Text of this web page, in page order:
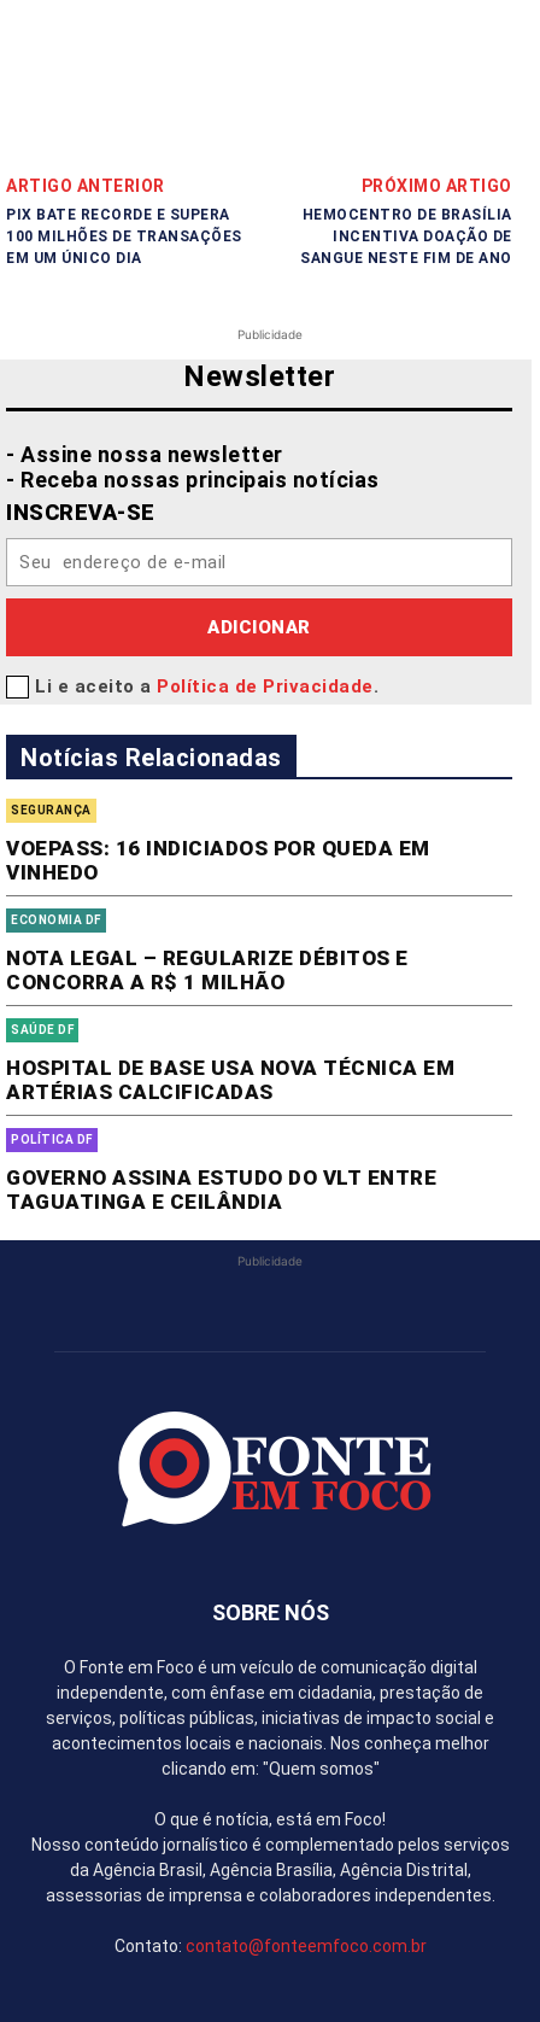
ARTIGO ANTERIOR
PIX BATE RECORDE E SUPERA
100 MILHÕES DE TRANSAÇÕES
EM UM ÚNICO DIA
PRÓXIMO ARTIGO
HEMOCENTRO DE BRASÍLIA
INCENTIVA DOAÇÃO DE
SANGUE NESTE FIM DE ANO
Publicidade
Newsletter
- Assine nossa newsletter
- Receba nossas principais notícias
INSCREVA-SE
ADICIONAR
Li e aceito a Política de Privacidade.
Notícias Relacionadas
SEGURANÇA
VOEPASS: 16 INDICIADOS POR QUEDA EM
VINHEDO
ECONOMIA DF
NOTA LEGAL – REGULARIZE DÉBITOS E
CONCORRA A R$ 1 MILHÃO
SAÚDE DF
HOSPITAL DE BASE USA NOVA TÉCNICA EM
ARTÉRIAS CALCIFICADAS
POLÍTICA DF
GOVERNO ASSINA ESTUDO DO VLT ENTRE
TAGUATINGA E CEILÂNDIA
Publicidade
SOBRE NÓS
O Fonte em Foco é um veículo de comunicação digital
independente, com ênfase em cidadania, prestação de
serviços, políticas públicas, iniciativas de impacto social e
acontecimentos locais e nacionais. Nos conheça melhor
clicando em: "Quem somos"
O que é notícia, está em Foco!
Nosso conteúdo jornalístico é complementado pelos serviços
da Agência Brasil, Agência Brasília, Agência Distrital,
assessorias de imprensa e colaboradores independentes.
Contato: contato@fonteemfoco.com.br